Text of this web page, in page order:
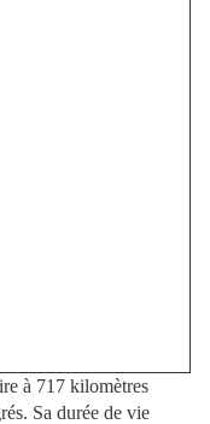
à 717 kilomètres
Sa durée de vie